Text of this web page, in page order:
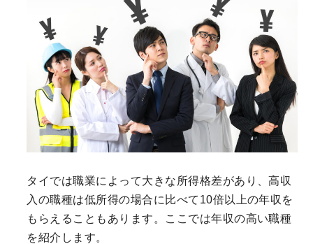
タイでは職業によって大きな所得格差があり、高収
入の職種は低所得の場合に比べて10倍以上の年収を
もらえることもあります。ここでは年収の高い職種
を紹介します。